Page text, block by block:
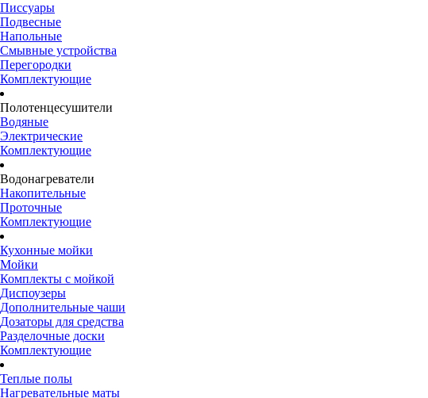
Писсуары
Подвесные
Напольные
Смывные устройства
Перегородки
Комплектующие
Полотенцесушители
Водяные
Электрические
Комплектующие
Водонагреватели
Накопительные
Проточные
Комплектующие
Кухонные мойки
Мойки
Комплекты с мойкой
Диспоузеры
Дополнительные чаши
Дозаторы для средства
Разделочные доски
Комплектующие
Теплые полы
Нагревательные маты